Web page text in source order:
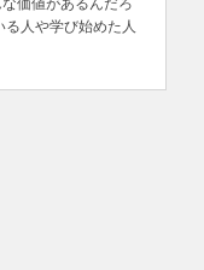
価値があるんだろ
る人や学び始めた人
立場から、僕が実
値をお伝えします。